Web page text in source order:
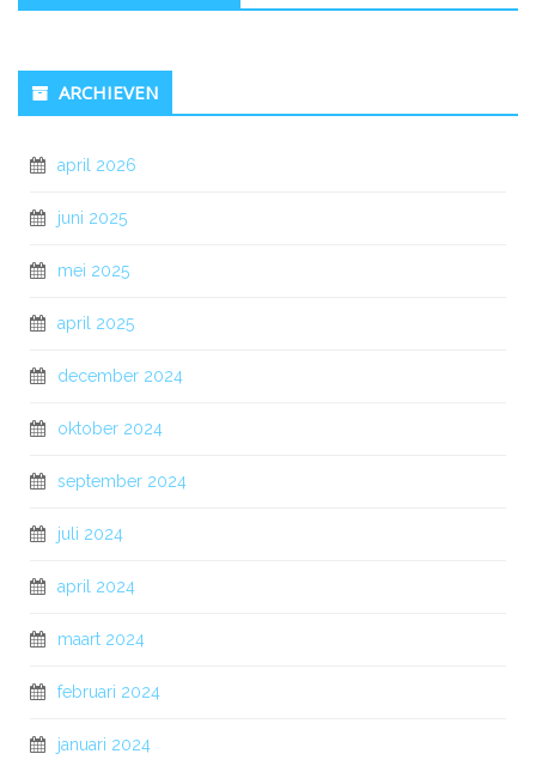
ARCHIEVEN
april 2026
juni 2025
mei 2025
april 2025
december 2024
oktober 2024
september 2024
juli 2024
april 2024
maart 2024
februari 2024
januari 2024